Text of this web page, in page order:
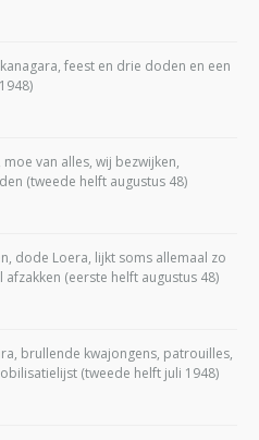
feest en drie doden en een
van alles, wij bezwijken,
(tweede helft augustus 48)
dode Loera, lijkt soms allemaal zo
(eerste helft augustus 48)
brullende kwajongens, patrouilles,
(tweede helft juli 1948)